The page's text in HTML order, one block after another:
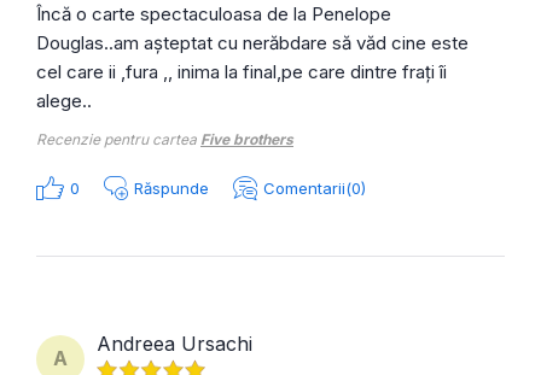
Încă o carte spectaculoasa de la Penelope
Douglas..am așteptat cu nerăbdare să văd cine este
cel care ii ,fura ,, inima la final,pe care dintre frați îi
alege..
Recenzie pentru cartea Five brothers
0 Răspunde Comentarii(0)
A
Andreea Ursachi